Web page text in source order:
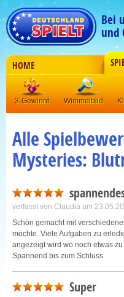
Bei
und
HOME
3-Gewinnt Wimmelbild
Alle
Mysteries:
verfasst von Claudia am
Schön gemacht mit
möchte. Viele Aufgaben zu
angezeigt wird wo noch etwas
Spannend bis zum Schluss
Super